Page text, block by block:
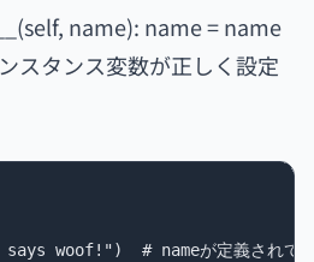
name): name = name
スタンス変数が正しく設定